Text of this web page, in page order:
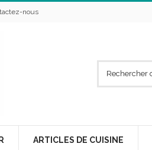
nous
ARTICLES DE CUISINE